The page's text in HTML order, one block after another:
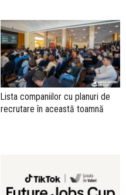
Lista companiilor cu planuri de
recrutare în această toamnă